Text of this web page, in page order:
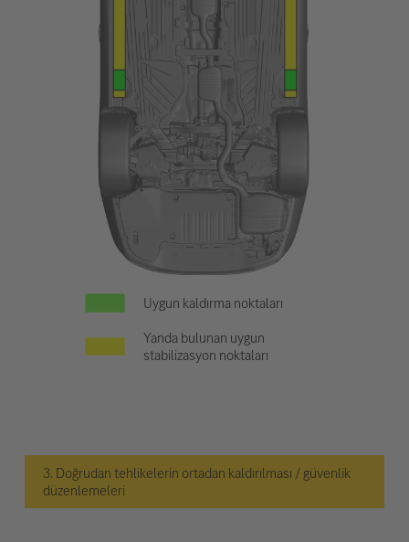
Uygun kaldırma noktaları
Yanda bulunan uygun
stabilizasyon noktaları
3. Doğrudan tehlikelerin ortadan kaldırılması / güvenlik
düzenlemeleri